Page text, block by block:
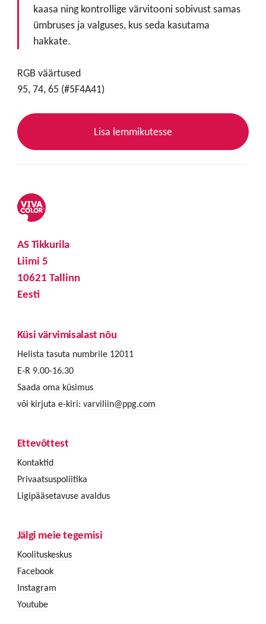
kaasa ning kontrollige värvitooni sobivust samas
ümbruses ja valguses, kus seda kasutama
hakkate.
RGB väärtused
95, 74, 65 (#5F4A41)
Lisa lemmikutesse
AS Tikkurila
Liimi 5
10621 Tallinn
Eesti
Küsi värvimisalast nõu
Helista tasuta numbrile 12011
E-R 9.00-16.30
Saada oma küsimus
või kirjuta e-kiri: varviliin@ppg.com
Ettevõttest
Kontaktid
Privaatsuspoliitika
Ligipääsetavuse avaldus
Jälgi meie tegemisi
Koolituskeskus
Facebook
Instagram
Youtube